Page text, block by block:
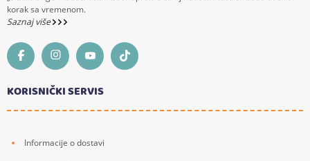
korak sa vremenom.
Saznaj više
KORISNIČKI SERVIS
Informacije o dostavi